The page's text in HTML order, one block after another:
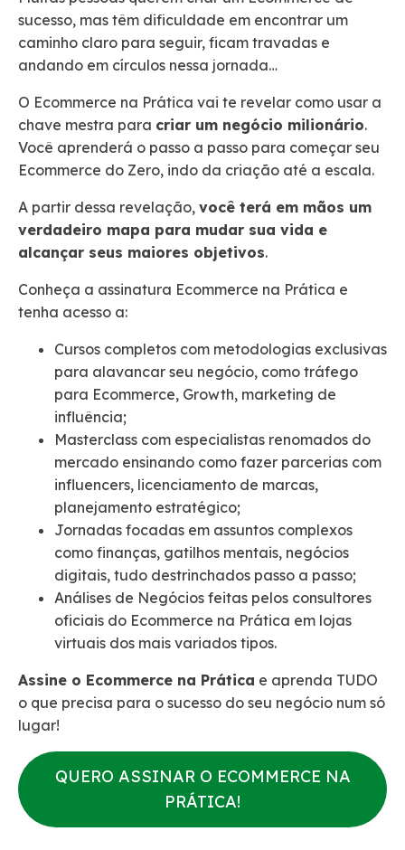
sucesso, mas têm dificuldade em encontrar um
caminho claro para seguir, ficam travadas e
andando em círculos nessa jornada…
O Ecommerce na Prática vai te revelar como usar a
chave mestra para criar um negócio milionário.
Você aprenderá o passo a passo para começar seu
Ecommerce do Zero, indo da criação até a escala.
A partir dessa revelação, você terá em mãos um
verdadeiro mapa para mudar sua vida e
alcançar seus maiores objetivos.
Conheça a assinatura Ecommerce na Prática e
tenha acesso a:
Cursos completos com metodologias exclusivas
para alavancar seu negócio, como tráfego
para Ecommerce, Growth, marketing de
influência;
Masterclass com especialistas renomados do
mercado ensinando como fazer parcerias com
influencers, licenciamento de marcas,
planejamento estratégico;
Jornadas focadas em assuntos complexos
como finanças, gatilhos mentais, negócios
digitais, tudo destrinchados passo a passo;
Análises de Negócios feitas pelos consultores
oficiais do Ecommerce na Prática em lojas
virtuais dos mais variados tipos.
Assine o Ecommerce na Prática e aprenda TUDO
o que precisa para o sucesso do seu negócio num só
lugar!
QUERO ASSINAR O ECOMMERCE NA
PRÁTICA!